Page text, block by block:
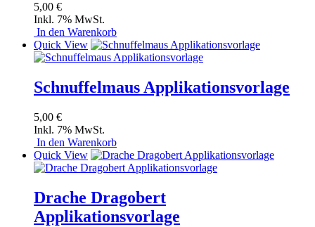
5,00 €
Inkl. 7% MwSt.
In den Warenkorb
Quick View
Schnuffelmaus Applikationsvorlage
5,00 €
Inkl. 7% MwSt.
In den Warenkorb
Quick View
Drache Dragobert
Applikationsvorlage